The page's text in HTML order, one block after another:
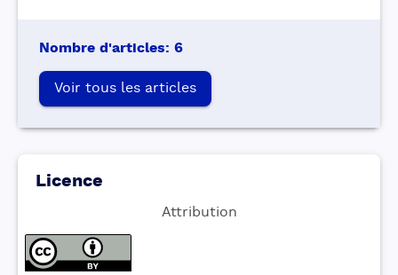
Nombre d'articles: 6
Voir tous les articles
Licence
Attribution